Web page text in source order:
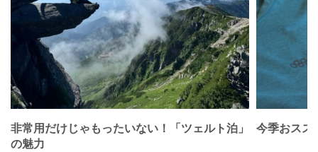
非常用だけじゃもったいない！「ツェルト泊」
の魅力
今季おスス